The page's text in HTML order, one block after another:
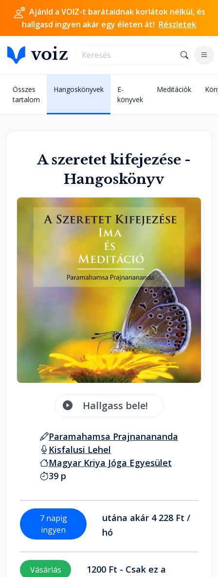
Ajánld a VOIZ-t barátaidnak korlátok nélkül, és
hallgasd ingyen akár egy életen át! Részletek
Összes
tartalom
Hangoskönyvek
E-
könyvek
Meditációk
A szeretet kifejezése -
Hangoskönyv
Hallgass bele!
Paramahamsa Prajnanananda
Kisfalusi Lehel
Magyar Kriya Jóga Egyesület
39 p
7 napig
ingyen
utána akár 4 228 Ft /
hó
Vásárlás
1200 Ft - Csak ez a